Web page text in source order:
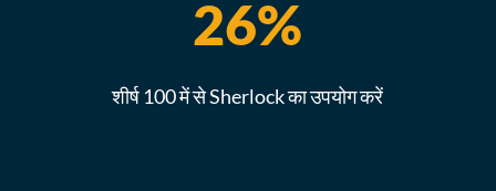
26%
शीर्ष 100 में से Sherlock का उपयोग करें